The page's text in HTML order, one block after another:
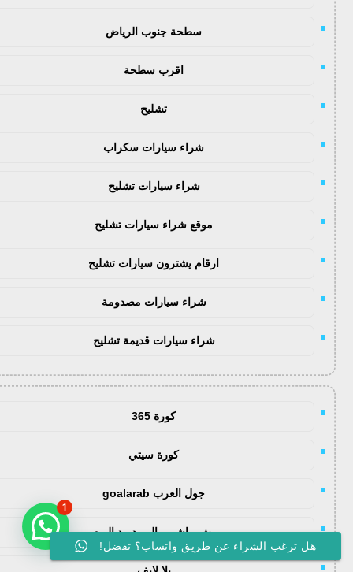
سطحة جنوب الرياض
اقرب سطحة
تشليح
شراء سيارات سكراب
شراء سيارات تشليح
موقع شراء سيارات تشليح
ارقام يشترون سيارات تشليح
شراء سيارات مصدومة
شراء سيارات قديمة تشليح
كورة 365
كورة سيتي
جول العرب goalarab
بث مباشر ريال مدريد اليوم
هل ترغب الشراء عن طريق واتساب؟ تفضل!
1